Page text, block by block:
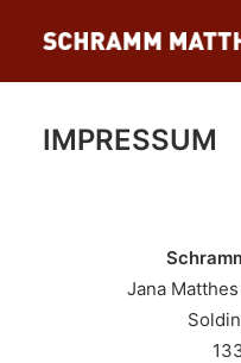
NEUES
IMPRESSUM
Jana